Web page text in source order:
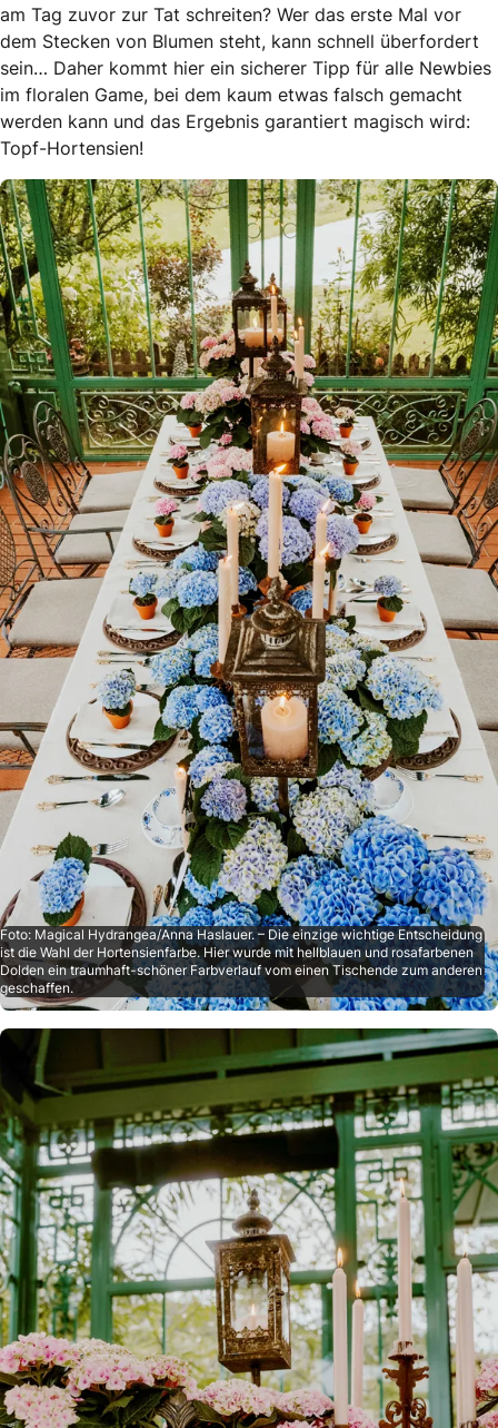
am Tag zuvor zur Tat schreiten? Wer das erste Mal vor
dem Stecken von Blumen steht, kann schnell überfordert
sein… Daher kommt hier ein sicherer Tipp für alle Newbies
im floralen Game, bei dem kaum etwas falsch gemacht
werden kann und das Ergebnis garantiert magisch wird:
Topf-Hortensien!
Foto: Magical Hydrangea/Anna Haslauer. – Die einzige wichtige Entscheidung
ist die Wahl der Hortensienfarbe. Hier wurde mit hellblauen und rosafarbenen
Dolden ein traumhaft-schöner Farbverlauf vom einen Tischende zum anderen
geschaffen.